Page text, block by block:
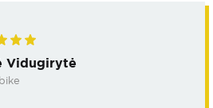
Vidugirytė